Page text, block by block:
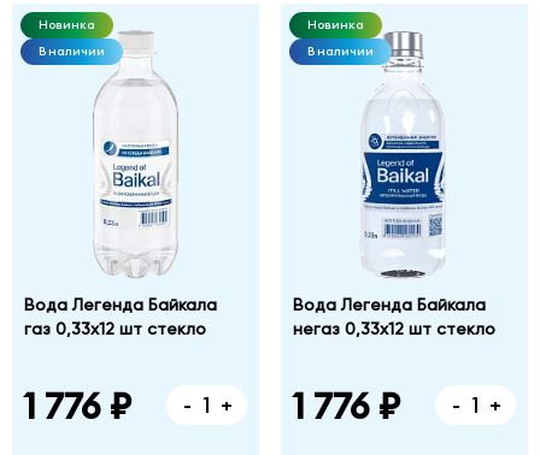
Новинка
В наличии
Вода Легенда Байкала
газ 0,33х12 шт стекло
1 776 ₽ - +
Новинка
В наличии
Вода Легенда Байкала
негаз 0,33х12 шт стекло
1 776 ₽ - +